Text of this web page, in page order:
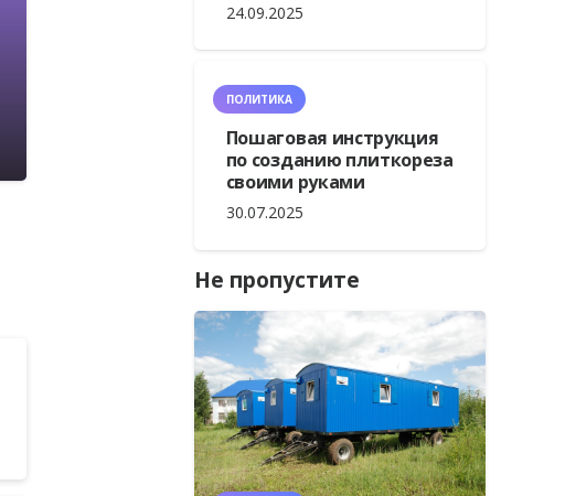
24.09.2025
ПОЛИТИКА
Пошаговая инструкция
по созданию плиткореза
своими руками
30.07.2025
Не пропустите